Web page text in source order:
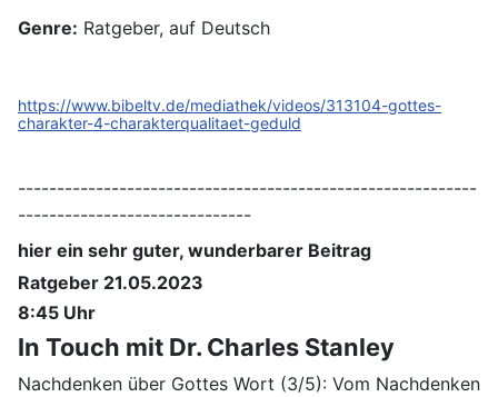
Genre: Ratgeber, auf Deutsch
https://www.bibeltv.de/mediathek/videos/313104-gottes-
charakter-4-charakterqualitaet-geduld
-----------------------------------------------------------
------------------------------
hier ein sehr guter, wunderbarer Beitrag
Ratgeber 21.05.2023
8:45 Uhr
In Touch mit Dr. Charles Stanley
Nachdenken über Gottes Wort (3/5): Vom Nachdenken